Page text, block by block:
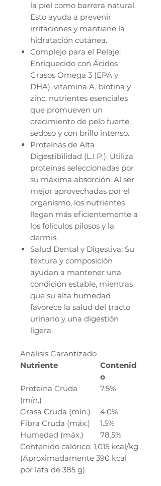
la piel como barrera natural.
Esto ayuda a prevenir
irritaciones y mantiene la
hidratación cutánea.
Complejo para el Pelaje:
Enriquecido con Ácidos
Grasos Omega 3 (EPA y
DHA), vitamina A, biotina y
zinc, nutrientes esenciales
que promueven un
crecimiento de pelo fuerte,
sedoso y con brillo intenso.
Proteínas de Alta
Digestibilidad (L.I.P.): Utiliza
proteínas seleccionadas por
su máxima absorción. Al ser
mejor aprovechadas por el
organismo, los nutrientes
llegan más eficientemente a
los folículos pilosos y la
dermis.
Salud Dental y Digestiva: Su
textura y composición
ayudan a mantener una
condición estable, mientras
que su alta humedad
favorece la salud del tracto
urinario y una digestión
ligera.
Análisis Garantizado
Nutriente
Contenid
o
Proteína Cruda
(mín.)
7.5%
Grasa Cruda (mín.)
4.0%
Fibra Cruda (máx.)
1.5%
Humedad (máx.)
78.5%
Contenido calórico: 1,015 kcal/kg
(Aproximadamente 390 kcal
por lata de 385 g).